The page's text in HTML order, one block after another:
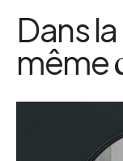
Dans la
même